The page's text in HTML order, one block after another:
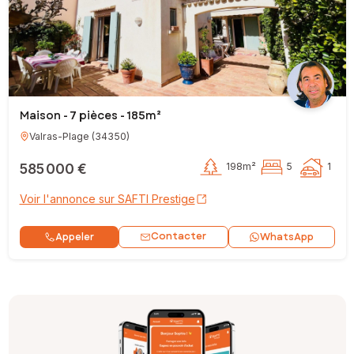
Maison - 7 pièces - 185m²
Valras-Plage (34350)
585 000 € 198m² 5 1
Voir l'annonce sur SAFTI Prestige
Appeler Contacter WhatsApp